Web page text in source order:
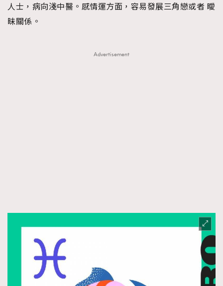
人士，病向淺中醫。感情運方面，容易發展三角戀或者 曖
昧關係。
Advertisement